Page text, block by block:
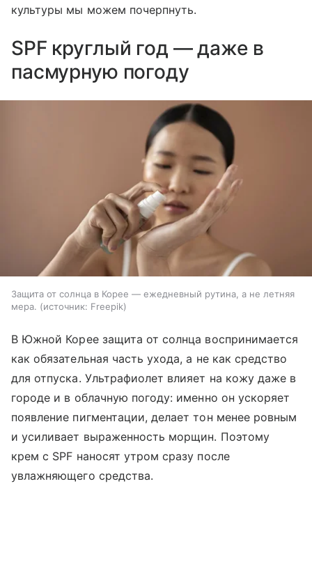
культуры мы можем почерпнуть.
SPF круглый год — даже в
пасмурную погоду
Защита от солнца в Корее — ежедневный рутина, а не летняя
мера.
источник: Freepik
В Южной Корее защита от солнца воспринимается
как обязательная часть ухода, а не как средство
для отпуска. Ультрафиолет влияет на кожу даже в
городе и в облачную погоду: именно он ускоряет
появление пигментации, делает тон менее ровным
и усиливает выраженность морщин. Поэтому
крем с SPF наносят утром сразу после
увлажняющего средства.